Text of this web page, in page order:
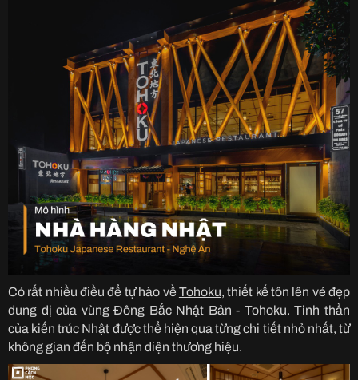
Có rất nhiều điều để tự hào về Tohoku, thiết kế tôn lên vẻ đẹp
dung dị của vùng Đông Bắc Nhật Bản - Tohoku. Tinh thần
của kiến trúc Nhật được thể hiện qua từng chi tiết nhỏ nhất, từ
không gian đến bộ nhận diện thương hiệu.